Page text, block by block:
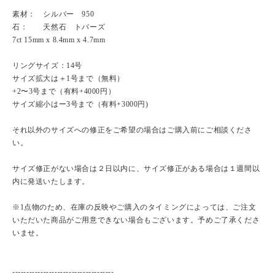
素材： シルバー 950
石： 天然石 トパーズ
7ct 15mm x 8.4mm x 4.7mm
リングサイズ：14号
サイズ拡大は＋1号まで（無料）
+2〜3号まで（有料+4000円）
サイズ縮小はー3号まで（有料+3000円)
それ以外のサイズへの修正をご希望の場合はご購入前にご相談くださ
い。
サイズ修正がない場合は２日以内に、サイズ修正がある場合は１週間以
内に発送いたします。
※1点物のため、在庫の反映やご購入のタイミングによっては、ご注文
いただいた商品がご用意できない場合もございます。予めご了承くださ
いませ。
------------------------------------